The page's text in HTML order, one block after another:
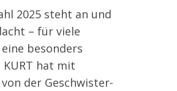
2025 steht an und
– für viele
besonders
hat mit
der Geschwister-